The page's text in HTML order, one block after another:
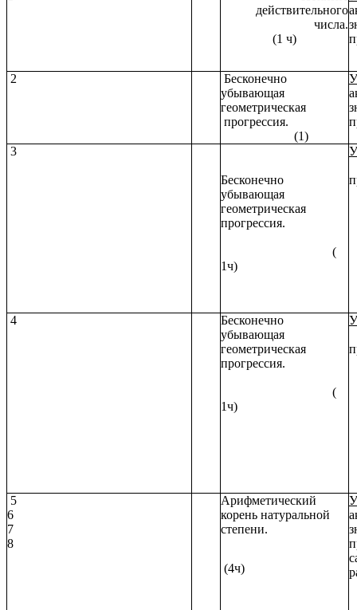
действительного
числа.
(1 ч)
2
Бесконечно
убывающая
геометрическая
прогрессия.
(1)
3
Бесконечно
убывающая
геометрическая
прогрессия.
(
1ч)
4
Бесконечно
убывающая
геометрическая
прогрессия.
(
1ч)
5
6
7
8
Арифметический
корень натуральной
степени.
(4ч)